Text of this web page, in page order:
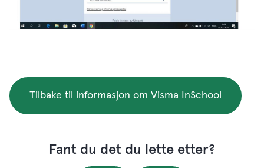
Tilbake til informasjon om Visma InSchool
Fant du det du lette etter?